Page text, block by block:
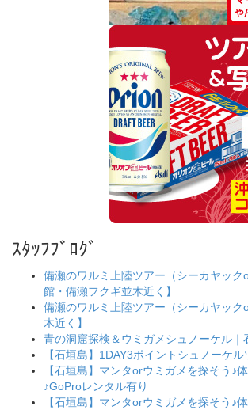
ｽﾀｯﾌﾌﾞﾛｸﾞ
備瀬のワルミ上陸ツアー（シーカヤッ
館・備瀬フクギ並木近く】
備瀬のワルミ上陸ツアー（シーカヤッ
木近く】
青の洞窟探検＆ウミガメシュノーケル｜
【石垣島】1DAY3ポイントシュノーケ
【石垣島】マンタorウミガメを探そう♪
♪GoProレンタル有り
【石垣島】マンタorウミガメを探そう♪